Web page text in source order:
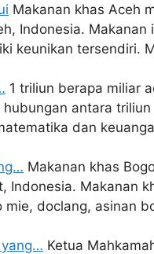
Makanan khas Aceh
Indonesia. Makanan
keunikan tersendiri.
1 triliun berapa miliar
antara triliun
dan
Makanan khas
Indonesia. Makanan
doclang, asinan
yang… Ketua